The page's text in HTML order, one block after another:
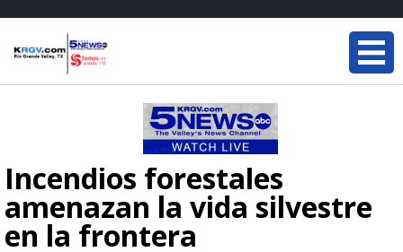
Incendios forestales
amenazan la vida silvestre
en la frontera